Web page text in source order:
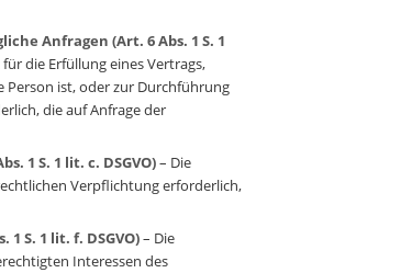
Anfragen (Art. 6 Abs. 1 S. 1
die Erfüllung eines Vertrags,
ist, oder zur Durchführung
die auf Anfrage der
1 S. 1 lit. c. DSGVO)– Die
Verpflichtung erforderlich,
S. 1 lit. f. DSGVO)– Die
Interessen des